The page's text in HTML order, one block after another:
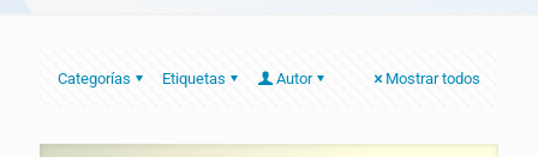
Categorías Etiquetas Autor Mostrar todos